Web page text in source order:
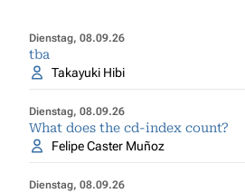
Dienstag, 08.09.26
tba
Takayuki Hibi
Dienstag, 08.09.26
What does the cd-index count?
Felipe Caster Muñoz
Dienstag, 08.09.26